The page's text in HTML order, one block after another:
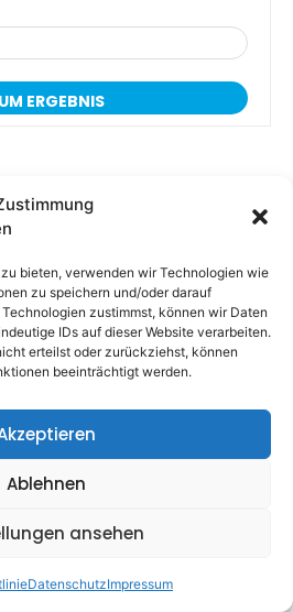
bieten, verwenden wir Technologien wie
zu speichern und/oder darauf
zustimmst, können wir Daten
IDs auf dieser Website verarbeiten.
erteilst oder zurückziehst, können
beeinträchtigt werden.
Ablehnen
ansehen
DatenschutzImpressum
zumDatenschutz